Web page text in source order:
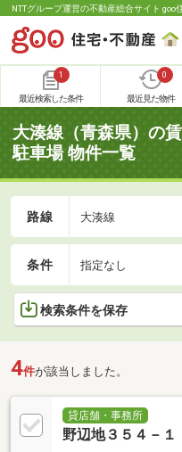
NTTグループ運営の不動産総合サイト goo
1
最近検索した条件
0
最近見た物件
大湊線（青森県）の
駐車場 物件一覧
路線 大湊線
条件 指定なし
検索条件を保存
4件が該当しました。
貸店舗・事務所
野辺地３５４－